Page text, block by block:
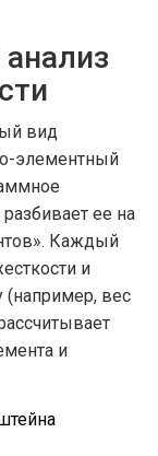
вид
элементный
ее на
Каждый
и
(например, вес
и